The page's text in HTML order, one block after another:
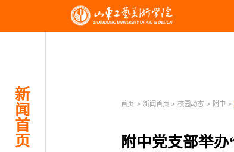
新
闻
首
页
首页 > 新闻首页 > 校园动态 > 附中 >
附中党支部举办